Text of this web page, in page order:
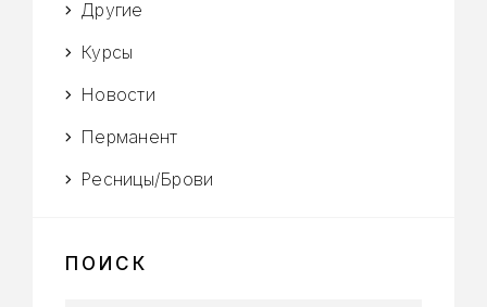
Другие
Курсы
Новости
Перманент
Ресницы/Брови
ПОИСК